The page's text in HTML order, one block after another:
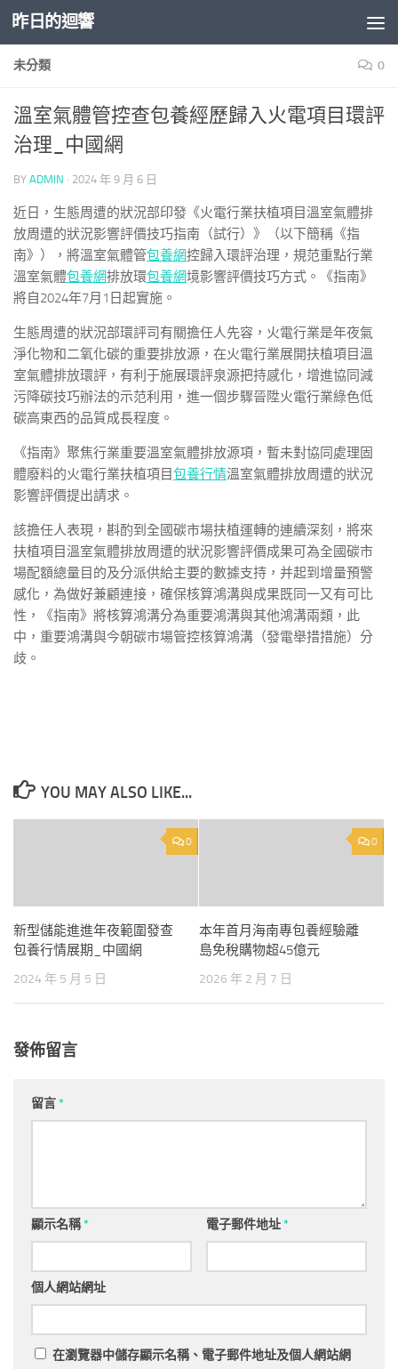
Skip to content
昨日的迴響
未分類 0
溫室氣體管控查包養經歷歸入火電項目環評
治理_中國網
BY ADMIN · 2024 年 9 月 6 日
近日，生態周遭的狀況部印發《火電行業扶植項目溫室氣體排
放周遭的狀況影響評價技巧指南（試行）》（以下簡稱《指
南》），將溫室氣體管包養網控歸入環評治理，規范重點行業
溫室氣體包養網排放環包養網境影響評價技巧方式。《指南》
將自2024年7月1日起實施。
生態周遭的狀況部環評司有關擔任人先容，火電行業是年夜氣
淨化物和二氧化碳的重要排放源，在火電行業展開扶植項目溫
室氣體排放環評，有利于施展環評泉源把持感化，增進協同減
污降碳技巧辦法的示范利用，進一個步驟晉陞火電行業綠色低
碳高東西的品質成長程度。
《指南》聚焦行業重要溫室氣體排放源項，暫未對協同處理固
體廢料的火電行業扶植項目包養行情溫室氣體排放周遭的狀況
影響評價提出請求。
該擔任人表現，斟酌到全國碳市場扶植運轉的連續深刻，將來
扶植項目溫室氣體排放周遭的狀況影響評價成果可為全國碳市
場配額總量目的及分派供給主要的數據支持，并起到增量預警
感化，為做好兼顧連接，確保核算鴻溝與成果既同一又有可比
性，《指南》將核算鴻溝分為重要鴻溝與其他鴻溝兩類，此
中，重要鴻溝與今朝碳市場管控核算鴻溝（發電舉措措施）分
歧。
YOU MAY ALSO LIKE...
0
新型儲能進進年夜範圍發查
包養行情展期_中國網
2024 年 5 月 5 日
0
本年首月海南專包養經驗離
島免稅購物超45億元
2026 年 2 月 7 日
發佈留言
留言*
顯示名稱* 電子郵件地址*
個人網站網址
在瀏覽器中儲存顯示名稱、電子郵件地址及個人網站網